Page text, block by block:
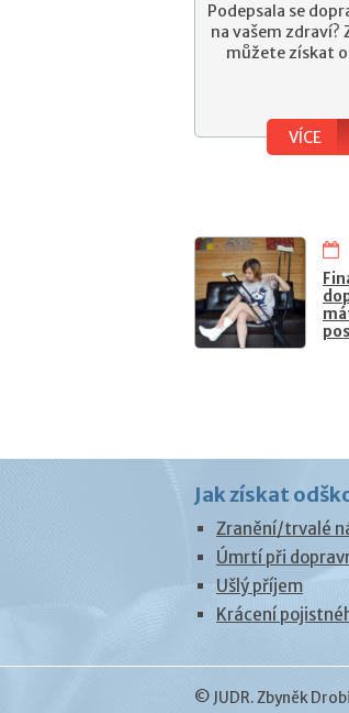
Podepsala se
na vašem zdraví?
můžete získat
VÍCE
Jak získat
Zranění/trvalé
Úmrtí při
Ušlý příjem
Krácení
© JUDR. Zbyněk